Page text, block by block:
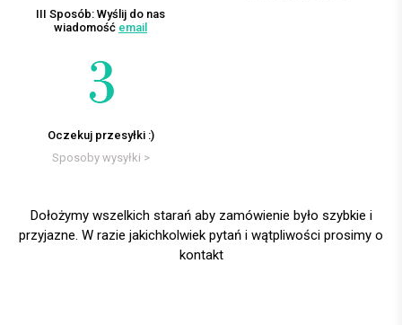
III Sposób: Wyślij do nas
wiadomość email
Oczekuj przesyłki :)
Sposoby wysyłki >
Dołożymy wszelkich starań aby zamówienie było szybkie i
przyjazne. W razie jakichkolwiek pytań i wątpliwości prosimy o
kontakt